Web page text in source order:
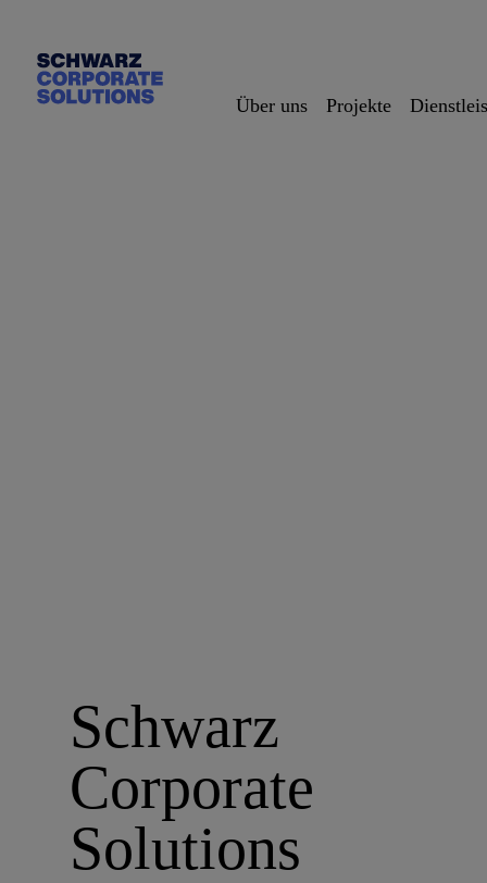
Über uns Projekte
Schwarz
Corporate
Solutions